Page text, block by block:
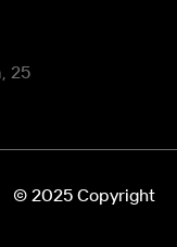
25
© 2025 Copyright